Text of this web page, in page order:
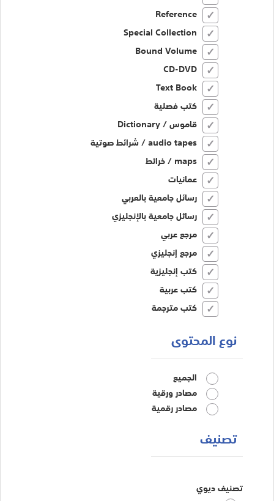
Reference
Special Collection
Bound Volume
CD-DVD
Text Book
كتب فصلية
قاموس / Dictionary
audio tapes / شرائط صوتية
maps / خرائط
عمانيات
رسائل جامعية بالعربي
رسائل جامعية بالإنجليزي
مرجع عربي
مرجع إنجليزي
كتب إنجليزية
كتب عربية
كتب مترجمة
نوع المحتوى
الجميع
مصادر ورقية
مصادر رقمية
تصنيف
تصنيف ديوي